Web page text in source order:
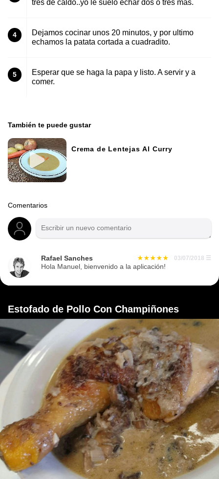
tres de caldo..yo le suelo echar dos o tres mas.
4
Dejamos cocinar unos 20 minutos, y por ultimo
echamos la patata cortada a cuadradito.
5
Esperar que se haga la papa y listo. A servir y a
comer.
También te puede gustar
Crema de Lentejas Al Curry
Comentarios
Rafael Sanches 03/07/2018 ☰
Hola Manuel, bienvenido a la aplicación!
Estofado de Pollo Con Champiñones